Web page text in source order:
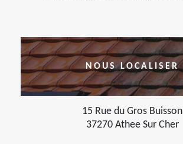
NOUS LOCALISER
15 Rue du Gros Buisson
37270 Athee Sur Cher